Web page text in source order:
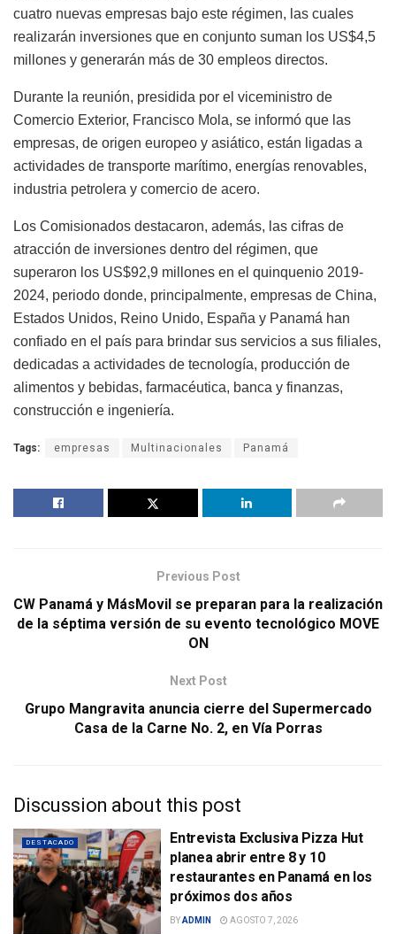
cuatro nuevas empresas bajo este régimen, las cuales
realizarán inversiones que en conjunto suman los US$4,5
millones y generarán más de 30 empleos directos.
Durante la reunión, presidida por el viceministro de
Comercio Exterior, Francisco Mola, se informó que las
empresas, de origen europeo y asiático, están ligadas a
actividades de transporte marítimo, energías renovables,
industria petrolera y comercio de acero.
Los Comisionados destacaron, además, las cifras de
atracción de inversiones dentro del régimen, que
superaron los US$92,9 millones en el quinquenio 2019-
2024, periodo donde, principalmente, empresas de China,
Estados Unidos, Reino Unido, España y Panamá han
confiado en el país para brindar sus servicios a sus filiales,
dedicadas a actividades de tecnología, producción de
alimentos y bebidas, farmacéutica, banca y finanzas,
construcción e ingeniería.
Tags: empresas Multinacionales Panamá
Previous Post
CW Panamá y MásMovil se preparan para la realización
de la séptima versión de su evento tecnológico MOVE
ON
Next Post
Grupo Mangravita anuncia cierre del Supermercado
Casa de la Carne No. 2, en Vía Porras
Discussion about this post
DESTACADO
Entrevista Exclusiva Pizza Hut
planea abrir entre 8 y 10
restaurantes en Panamá en los
próximos dos años
BYADMIN AGOSTO 7, 2026